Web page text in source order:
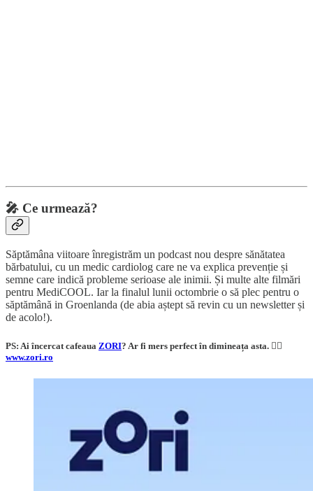
🎤 Ce urmează?
Săptămâna viitoare înregistrăm un podcast nou despre sănătatea
bărbatului, cu un medic cardiolog care ne va explica prevenție și
semne care indică probleme serioase ale inimii. Și multe alte filmări
pentru MediCOOL. Iar la finalul lunii octombrie o să plec pentru o
săptămână in Groenlanda (de abia aștept să revin cu un newsletter și
de acolo!).
PS: Ai încercat cafeaua ZORI? Ar fi mers perfect în dimineața asta. 👇🏼
www.zori.ro